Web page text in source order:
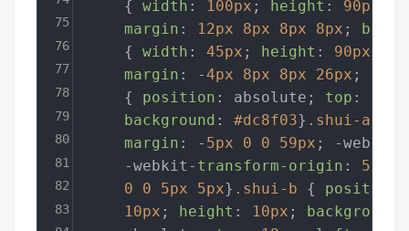
    {
width : 100px ; height : 90px
margin : 12px 8px 8px 8px ;
    {
width : 45px ; height : 90px
margin : -4px 8px 8px 26px ;
    {
position : absolute; top : -
background : #dc8f03} .shui-a
margin : - 5px 0 0 59px ; -webkit-
    -webkit-
transform-origin : 50%
0
0 5px 5px} .shui-b { position
10px ; height : 10px ; background
75
76
77
78
79
80
81
82
83